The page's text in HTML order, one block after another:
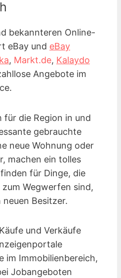
bekannteren Online-
eBay und eBay
, Markt.de, Kalaydo
Angebote im
für die Region in und
gebrauchte
neue Wohnung oder
machen ein tolles
für Dinge, die
Wegwerfen sind,
Besitzer.
und Verkäufe
im Immobilienbereich,
Jobangeboten